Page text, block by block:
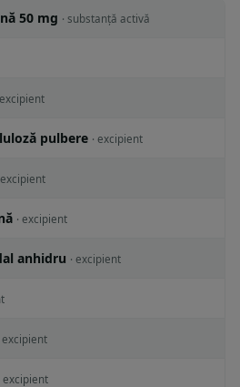
suplimentare privind
50 mg · substanță activă
excipient
pulbere · excipient
excipient
· excipient
anhidru · excipient
excipient
excipient